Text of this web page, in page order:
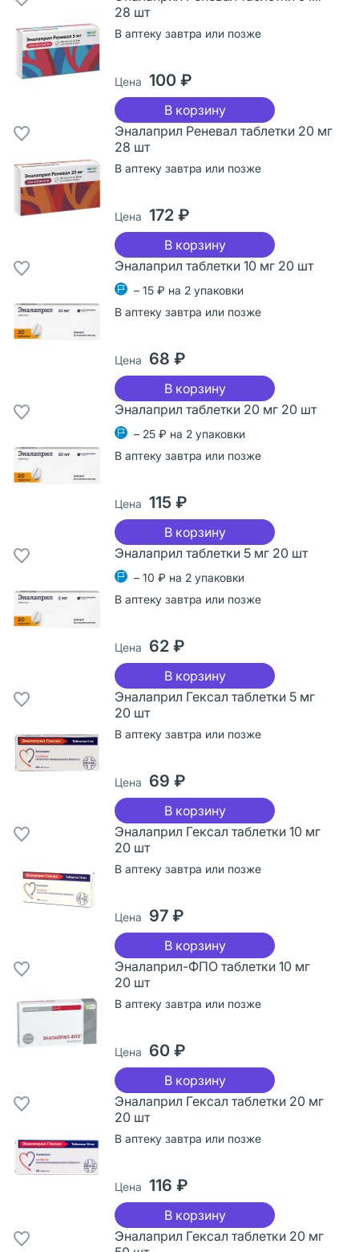
28 шт
В аптеку завтра или позже
Цена 100 ₽
В корзину
Эналаприл Реневал таблетки 20 мг
28 шт
В аптеку завтра или позже
Цена 172 ₽
В корзину
Эналаприл таблетки 10 мг 20 шт
– 15 ₽ на 2 упаковки
В аптеку завтра или позже
Цена 68 ₽
В корзину
Эналаприл таблетки 20 мг 20 шт
– 25 ₽ на 2 упаковки
В аптеку завтра или позже
Цена 115 ₽
В корзину
Эналаприл таблетки 5 мг 20 шт
– 10 ₽ на 2 упаковки
В аптеку завтра или позже
Цена 62 ₽
В корзину
Эналаприл Гексал таблетки 5 мг
20 шт
В аптеку завтра или позже
Цена 69 ₽
В корзину
Эналаприл Гексал таблетки 10 мг
20 шт
В аптеку завтра или позже
Цена 97 ₽
В корзину
Эналаприл-ФПО таблетки 10 мг
20 шт
В аптеку завтра или позже
Цена 60 ₽
В корзину
Эналаприл Гексал таблетки 20 мг
20 шт
В аптеку завтра или позже
Цена 116 ₽
В корзину
Эналаприл Гексал таблетки 20 мг